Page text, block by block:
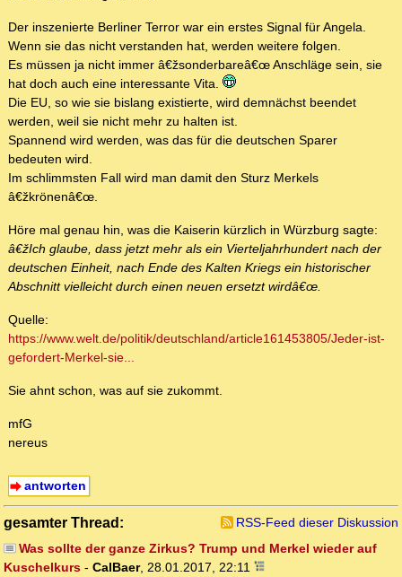
Der inszenierte Berliner Terror war ein erstes Signal für Angela.
Wenn sie das nicht verstanden hat, werden weitere folgen.
Es müssen ja nicht immer â€žsonderbareâ€œ Anschläge sein, sie
hat doch auch eine interessante Vita.
Die EU, so wie sie bislang existierte, wird demnächst beendet
werden, weil sie nicht mehr zu halten ist.
Spannend wird werden, was das für die deutschen Sparer
bedeuten wird.
Im schlimmsten Fall wird man damit den Sturz Merkels
â€žkrönenâ€œ.
Höre mal genau hin, was die Kaiserin kürzlich in Würzburg sagte:
â€žIch glaube, dass jetzt mehr als ein Vierteljahrhundert nach der
deutschen Einheit, nach Ende des Kalten Kriegs ein historischer
Abschnitt vielleicht durch einen neuen ersetzt wirdâ€œ.
Quelle:
https://www.welt.de/politik/deutschland/article161453805/Jeder-ist-
gefordert-Merkel-sie...
Sie ahnt schon, was auf sie zukommt.
mfG
nereus
antworten
gesamter Thread:
RSS-Feed dieser Diskussion
Was sollte der ganze Zirkus? Trump und Merkel wieder auf
Kuschelkurs - CalBaer, 28.01.2017, 22:11